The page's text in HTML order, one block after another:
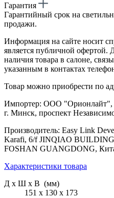
Гарантия
Гарантийный срок на
продажи.
Информация на сайте носит
является публичной офертой.
наличия товара в салоне,
указанным в контактах
Товар можно приобрести по
Импортер: ООО "Орионлайт",
г. Минск, проспект
Производитель: Easy Link
Karafi, 6/f JINQIAO
FOSHAN GUANGDONG,
Характеристики товара
Д х Ш х В (мм)
151 х 130 х 173